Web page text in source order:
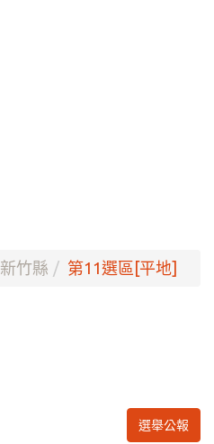
新竹縣 第11選區[平地]
選舉公報